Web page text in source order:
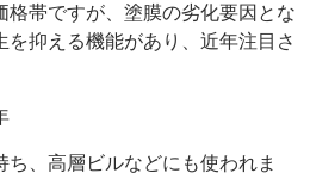
格帯ですが、塗膜の劣化要因とな
を抑える機能があり、近年注目さ
、高層ビルなどにも使われま